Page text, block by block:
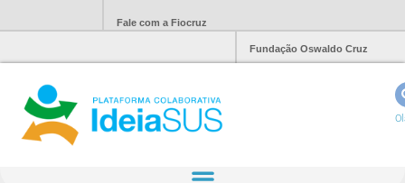
Fale com a Fiocruz
Fundação Oswaldo Cruz